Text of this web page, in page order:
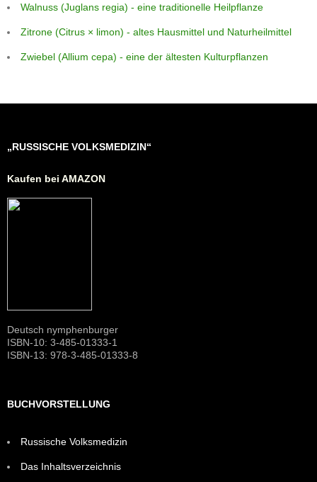
Walnuss (Juglans regia) - eine traditionelle Heilpflanze
Zitrone (Citrus × limon) - altes Hausmittel und Naturheilmittel
Zwiebel (Allium cepa) - eine der ältesten Kulturpflanzen
„RUSSISCHE VOLKSMEDIZIN“
Kaufen bei AMAZON
Deutsch nymphenburger
ISBN-10: 3-485-01333-1
ISBN-13: 978-3-485-01333-8
BUCHVORSTELLUNG
Russische Volksmedizin
Das Inhaltsverzeichnis